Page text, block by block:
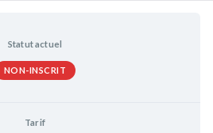
Statut actuel
NON-INSCRIT
Tarif